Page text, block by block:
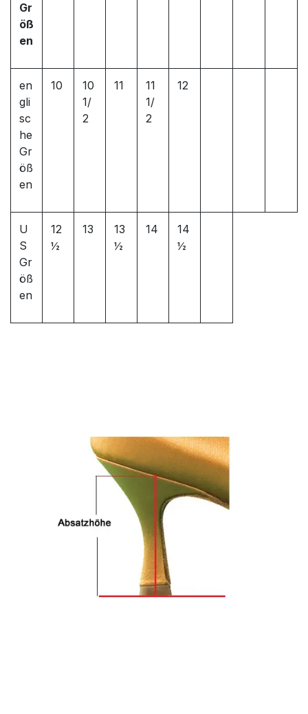
Gr
öß
en
en
gli
sc
he
Gr
öß
en
10
10
1/
2
11
11
1/
2
12
U
S
Gr
öß
en
12
½
13
13
½
14
14
½